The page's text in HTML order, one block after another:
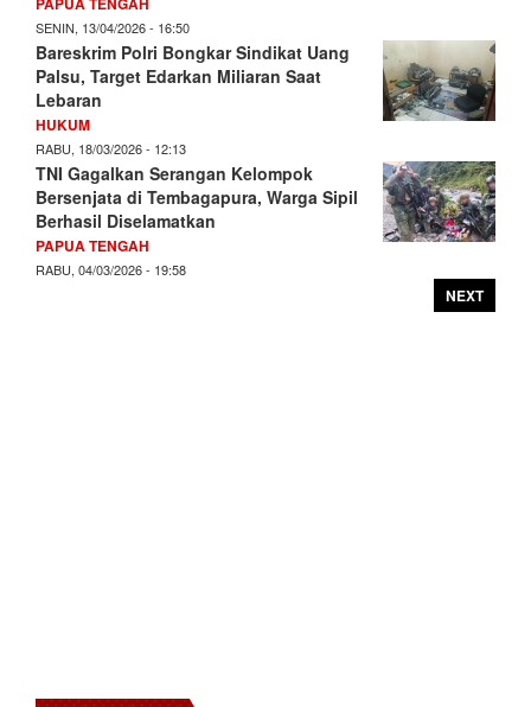
SENIN, 13/04/2026 - 16:50
Bareskrim Polri Bongkar Sindikat Uang
Palsu, Target Edarkan Miliaran Saat
Lebaran
HUKUM
RABU, 18/03/2026 - 12:13
TNI Gagalkan Serangan Kelompok
Bersenjata di Tembagapura, Warga Sipil
Berhasil Diselamatkan
PAPUA TENGAH
RABU, 04/03/2026 - 19:58
NEXT